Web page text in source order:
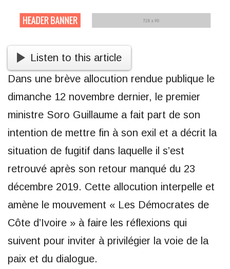
Listen to this article
Dans une brève allocution rendue publique le
dimanche 12 novembre dernier, le premier
ministre Soro Guillaume a fait part de son
intention de mettre fin à son exil et a décrit la
situation de fugitif dans laquelle il s’est
retrouvé après son retour manqué du 23
décembre 2019. Cette allocution interpelle et
amène le mouvement « Les Démocrates de
Côte d’Ivoire » à faire les réflexions qui
suivent pour inviter à privilégier la voie de la
paix et du dialogue.